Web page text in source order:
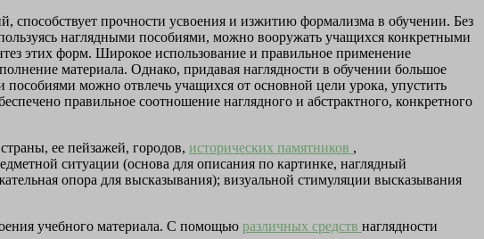
способствует прочности усвоения и изжитию формализма в обучении. Без
наглядными пособиями, можно вооружать учащихся конкретными
этих форм. Широкое использование и правильное применение
материала. Однако, придавая наглядности в обучении большое
пособиями можно отвлечь учащихся от основной цели урока, упустить
правильное соотношение наглядного и абстрактного, конкретного
ее пейзажей, городов, исторических памятников ,
ситуации (основа для описания по картинке, наглядный
опора для высказывания); визуальной стимуляции высказывания
учебного материала. С помощью различных средств наглядности